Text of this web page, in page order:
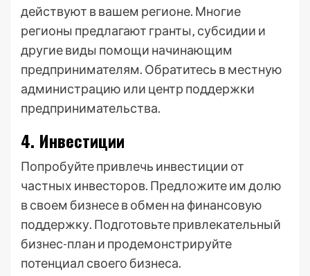
действуют в вашем регионе. Многие
регионы предлагают гранты‚ субсидии и
другие виды помощи начинающим
предпринимателям. Обратитесь в местную
администрацию или центр поддержки
предпринимательства.
4. Инвестиции
Попробуйте привлечь инвестиции от
частных инвесторов. Предложите им долю
в своем бизнесе в обмен на финансовую
поддержку. Подготовьте привлекательный
бизнес-план и продемонстрируйте
потенциал своего бизнеса.